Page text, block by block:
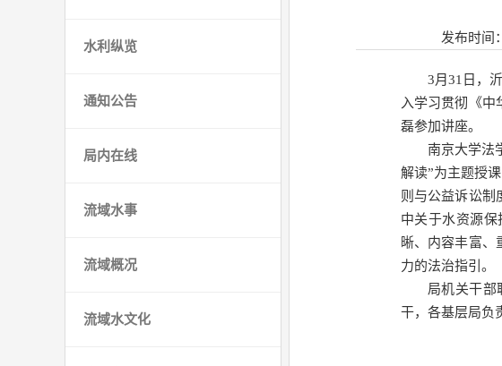
水利纵览
通知公告
局内在线
流域水事
流域概况
流域水文化
发布时间：
3月31日，
入学习贯彻《
磊参加讲座。
南京大学法
解读”为主题授
则与公益诉讼制
中关于水资源
晰、内容丰富、
力的法治指引。
局机关干部
干，各基层局负